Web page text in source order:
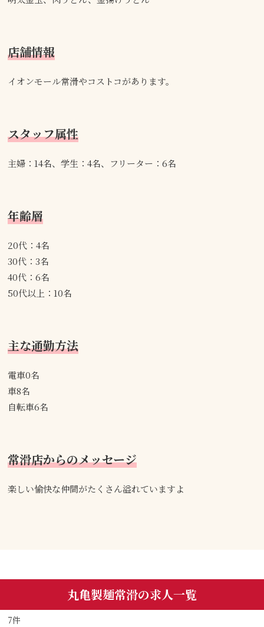
店舗情報
イオンモール常滑やコストコがあります。
スタッフ属性
主婦：14名、学生：4名、フリーター：6名
年齢層
20代：4名
30代：3名
40代：6名
50代以上：10名
主な通勤方法
電車0名
車8名
自転車6名
常滑店からのメッセージ
楽しい愉快な仲間がたくさん溢れていますよ
丸亀製麺常滑の求人一覧
7件